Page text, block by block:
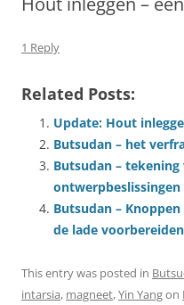
1 Reply
Related Posts:
Update: Hout
Butsudan – het
Butsudan –
ontwerpbeslissingen
Butsudan –
de lade
This entry was posted in
intarsia, magneet,Yin Yangon